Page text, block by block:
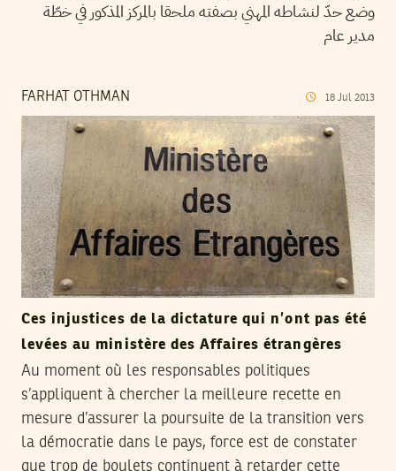
وضع حدّ لنشاطه المهني بصفته ملحقا بالمركز المذكور في خطّة
مدير عام
FARHAT OTHMAN 18 Jul 2013
Ces injustices de la dictature qui n’ont pas été
levées au ministère des Affaires étrangères
Au moment où les responsables politiques
s’appliquent à chercher la meilleure recette en
mesure d’assurer la poursuite de la transition vers
la démocratie dans le pays, force est de constater
que trop de boulets continuent à retarder cette